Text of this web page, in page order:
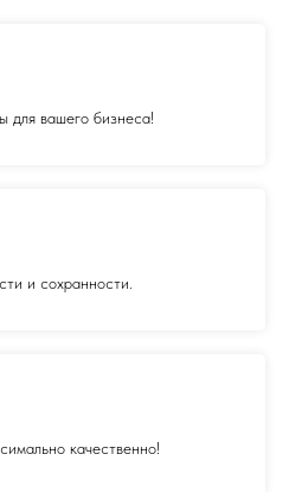
для вашего бизнеса!
и сохранности.
качественно!